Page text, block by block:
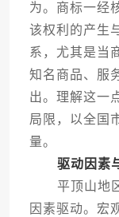
为。商标一经
该权利的产生
系，尤其是当
知名商品、服
出。理解这一
局限，以全国
量。
驱动因素
平顶山地区
因素驱动。宏